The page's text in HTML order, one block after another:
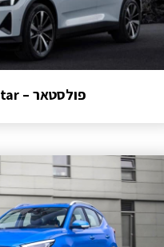
פולסטאר – Polestar